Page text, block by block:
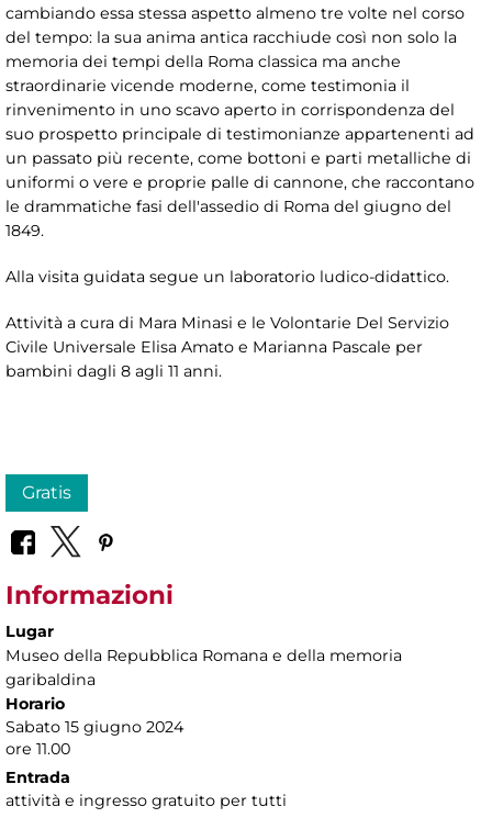
cambiando essa stessa aspetto almeno tre volte nel corso
del tempo: la sua anima antica racchiude così non solo la
memoria dei tempi della Roma classica ma anche
straordinarie vicende moderne, come testimonia il
rinvenimento in uno scavo aperto in corrispondenza del
suo prospetto principale di testimonianze appartenenti ad
un passato più recente, come bottoni e parti metalliche di
uniformi o vere e proprie palle di cannone, che raccontano
le drammatiche fasi dell'assedio di Roma del giugno del
1849.
Alla visita guidata segue un laboratorio ludico-didattico.
Attività a cura di Mara Minasi e le Volontarie Del Servizio
Civile Universale Elisa Amato e Marianna Pascale per
bambini dagli 8 agli 11 anni.
Gratis
Informazioni
Lugar
Museo della Repubblica Romana e della memoria
garibaldina
Horario
Sabato 15 giugno 2024
ore 11.00
Entrada
attività e ingresso gratuito per tutti